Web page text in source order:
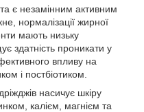
є незамінним активним
нормалізації жирної
мають низьку
здатність проникати у
впливу на
і постбіотиком.
насичує шкіру
калієм, магнієм та